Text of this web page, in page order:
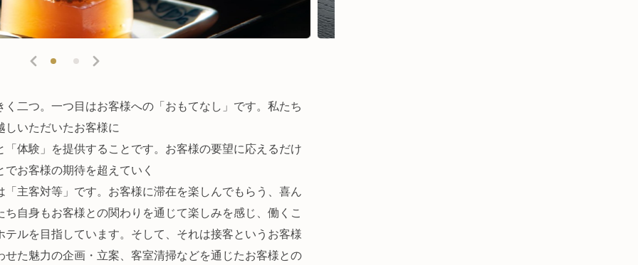
二つ。一つ目はお客様への「おもてなし」です。私たち
いただいたお客様に
体験」を提供することです。お客様の要望に応えるだけ
お客様の期待を超えていく
主客対等」です。お客様に滞在を楽しんでもらう、喜ん
自身もお客様との関わりを通じて楽しみを感じ、働くこ
ルを目指しています。そして、それは接客というお客様
た魅力の企画・立案、客室清掃などを通じたお客様との